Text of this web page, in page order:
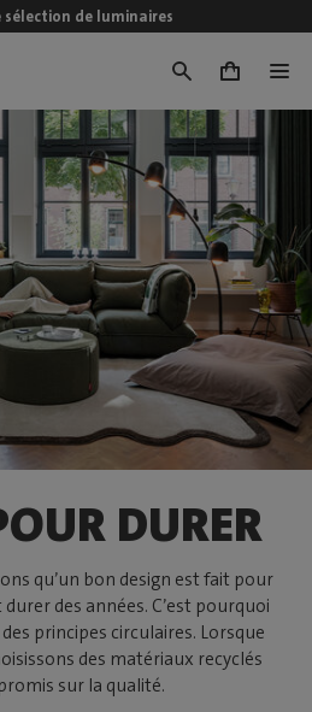
sélection de luminaires
0
DURER
qu’un bon design est fait pour
des années. C’est pourquoi
principes circulaires. Lorsque
des matériaux recyclés
sur la qualité.